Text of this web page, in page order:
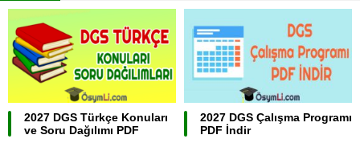
2027 DGS Türkçe Konuları
ve Soru Dağılımı PDF
2027 DGS Çalışma Programı
PDF İndir